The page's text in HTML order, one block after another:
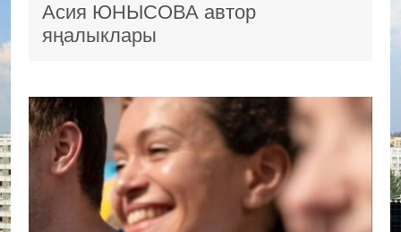
Асия ЮНЫСОВА автор
яңалыклары